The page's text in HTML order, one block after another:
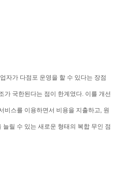
자가 다점포 운영을 할 수 있다는 장점
가 국한된다는 점이 한계였다. 이를 개선
비스를 이용하면서 비용을 지출하고, 원
릴 수 있는 새로운 형태의 복합 무인 점